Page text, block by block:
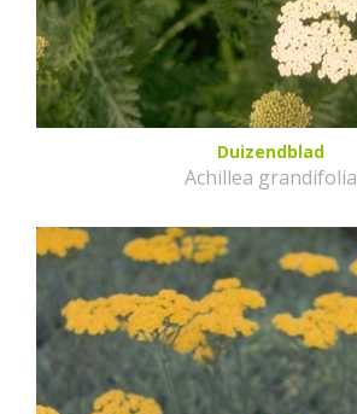
Duizendblad
Achillea grandifolia